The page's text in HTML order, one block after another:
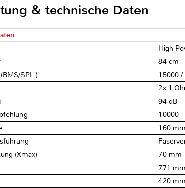
& technische Daten
High-
84 cm
SPL.)
15000
2x 1
94 dB
10000
160
(Xmax)
70 mm
771 mm
420 mm